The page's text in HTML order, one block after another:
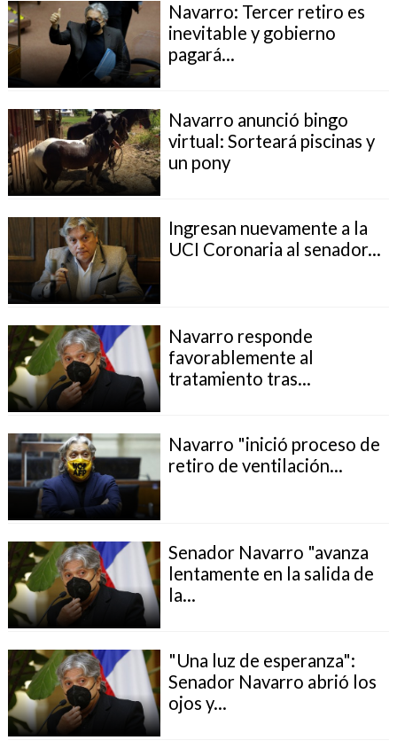
Navarro: Tercer retiro es
inevitable y gobierno
pagará...
Navarro anunció bingo
virtual: Sorteará piscinas y
un pony
Ingresan nuevamente a la
UCI Coronaria al senador...
Navarro responde
favorablemente al
tratamiento tras...
Navarro "inició proceso de
retiro de ventilación...
Senador Navarro "avanza
lentamente en la salida de
la...
"Una luz de esperanza":
Senador Navarro abrió los
ojos y...